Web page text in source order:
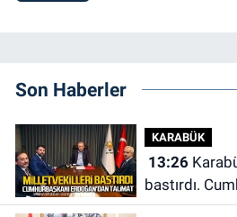
Son Haberler
KARABÜK
13:26Karabük milletvekilleri
bastırdı.
talimat verdi